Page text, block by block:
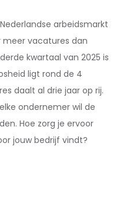
arbeidsmarkt
meer vacatures dan
kwartaal van 2025 is
ligt rond de 4
daalt al drie jaar op rij.
ondernemer wil de
Hoe zorg je ervoor
jouw bedrijf vindt?